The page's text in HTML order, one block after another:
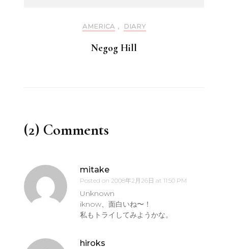
AMERICA , DIARY
Negog Hill
(2) Comments
mitake
Posted on 2008年2月26日 at 11:50 PM
Unknown
iknow、面白いね〜！
私もトライしてみようかな。
hiroks